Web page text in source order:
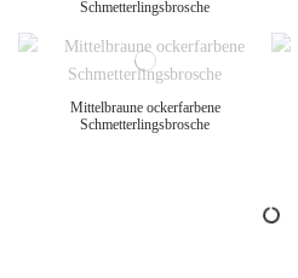
Schmetterlingsbrosche
Mittelbraune ockerfarbene
Schmetterlingsbrosche